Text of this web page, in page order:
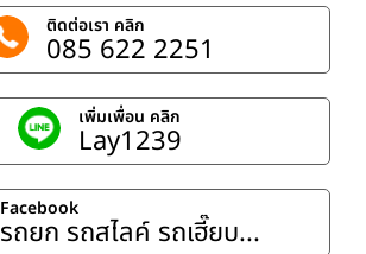
ติดต่อเรา คลิก
085 622 2251
เพิ่มเพื่อน คลิก
Lay1239
Facebook
รถยก รถสไลค์ รถเฮี๊ยบ...